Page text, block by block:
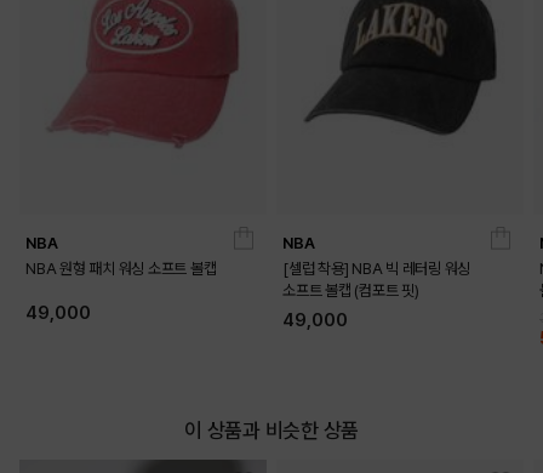
NBA
NBA 원형 패치 워싱 소프트 볼캡
49,000
NBA
[셀럽 착용] NBA 빅 레터링 워싱
소프트 볼캡 (컴포트 핏)
49,000
이 상품과 비슷한 상품